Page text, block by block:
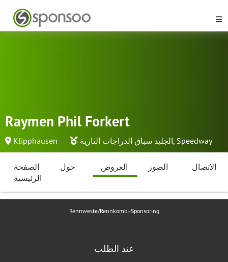
Raymen Phil Forkert
Klipphausen الجليد سباق الدراجات النارية, Speedway
الصفحة
الرئيسية
حول العروض الصور الاتصال
Rennweste/Rennkombi-Sponsoring
عند الطلب